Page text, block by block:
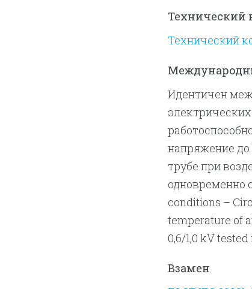
Технический
Технический
Идентичен
напряжение до
трубе при
одновременно
conditions –
temperature of
0,6/1,0 kV
Взамен